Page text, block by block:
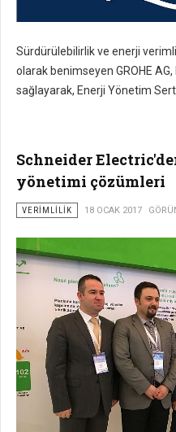
Sürdürülebilirlik ve enerji
olarak benimseyen GROHE
sağlayarak, Enerji Yönetim
Schneider
yönetimi çözümleri
VERIMLILIK 18 OCAK 2017